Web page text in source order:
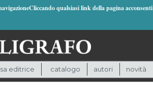
qualsiasi link della pagina acconsenti
editrice catalogo autori novità